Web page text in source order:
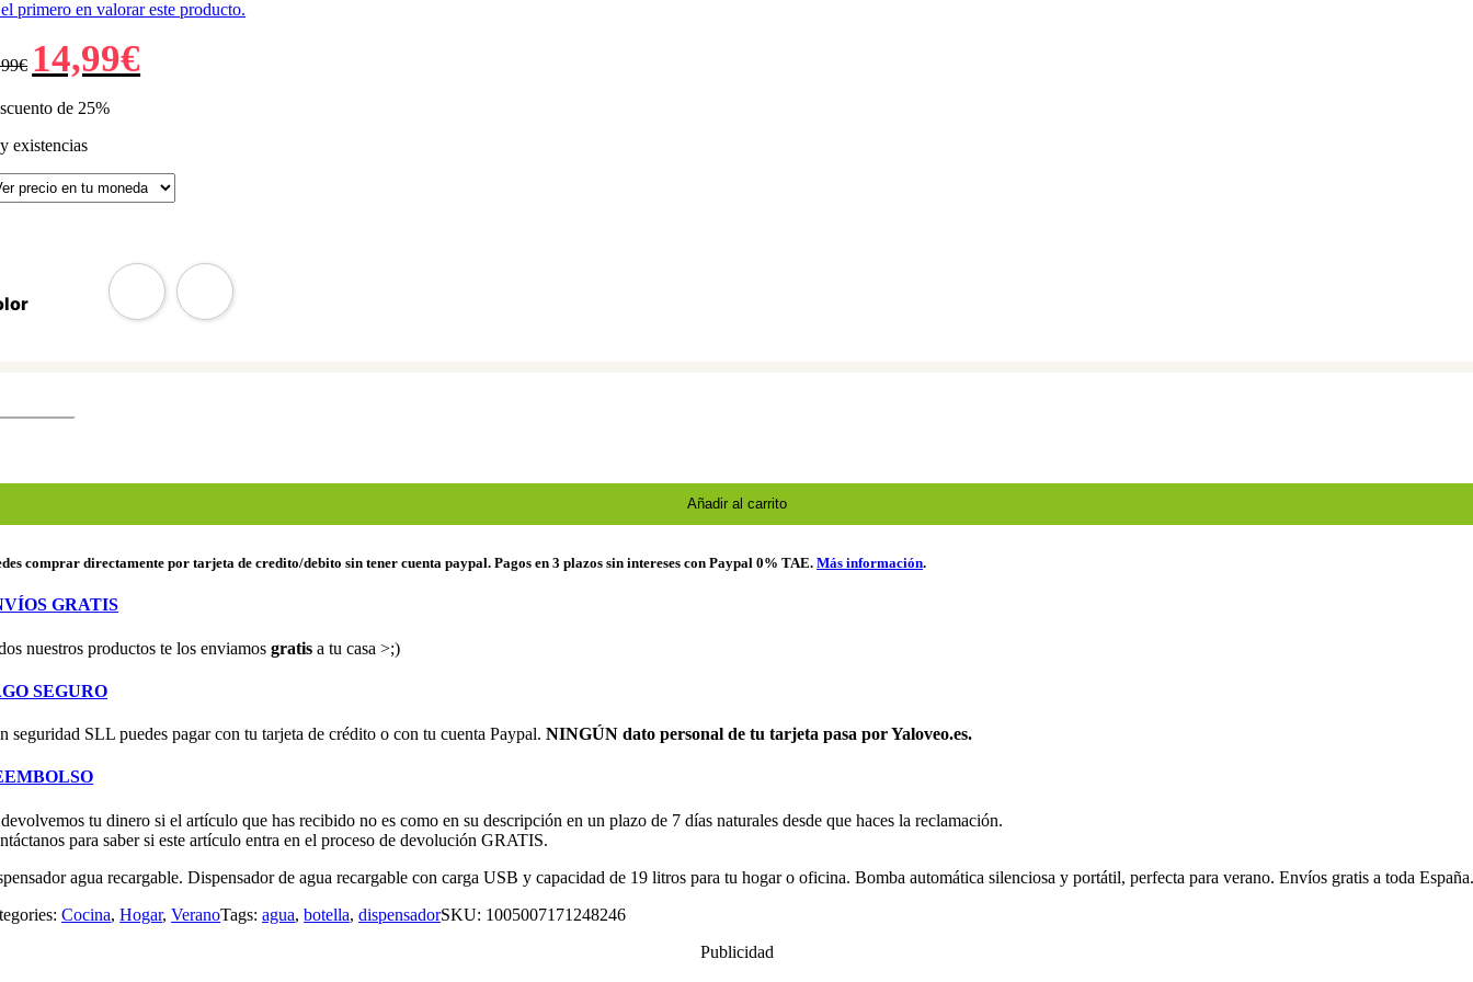
primero en valorar este producto.
€
El
precio
era:
14,99€
de 25%
existencias
Añadir al carrito
comprar directamente por tarjeta de credito/debito sin tener cuenta paypal. Pagos en 3 plazos sin intereses con Paypal 0% TAE.Más información.
GRATIS
nuestros productos te los enviamosgratis a tu casa >;)
SEGURO
seguridad SLL puedes pagar con tu tarjeta de crédito o con tu cuenta Paypal.NINGÚN dato personal de tu tarjeta pasa por Yaloveo.es.
tu dinero si el artículo que has recibido no es como en su descripción en un plazo de 7 días naturales desde que haces la reclamación.
para saber si este artículo entra en el proceso de devolución GRATIS.
agua recargable. Dispensador de agua recargable con carga USB y capacidad de 19 litros para tu hogar o oficina. Bomba automática silenciosa y portátil, perfecta para verano. Envíos gratis a toda
Cocina,Hogar,VeranoTags:agua,botella,dispensadorSKU: 1005007171248246
Publicidad